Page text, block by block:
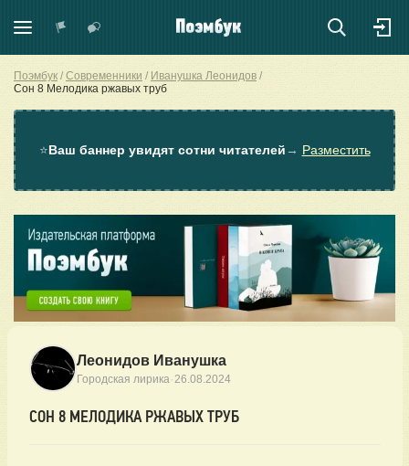
Поэмбук Современники
Иванушка Леонидов
Сон 8 Мелодика ржавых труб
⭐Ваш баннер увидят сотни читателей → Разместить
Леонидов Иванушка
Городская лирика·26.08.2024
СОН 8 МЕЛОДИКА РЖАВЫХ ТРУБ